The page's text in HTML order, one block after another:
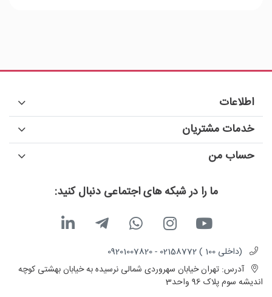
ما را در شبکه های اجتماعی دنبال کنید:
(داخلی 100 ) 02158772 - 09201007820
آدرس: تهران خیابان سهروردی شمالی نرسیده به خیابان بهشتی کوچه
اندیشه سوم پلاک 96 واحد3
اطلاعات
خدمات مشتریان
حساب من